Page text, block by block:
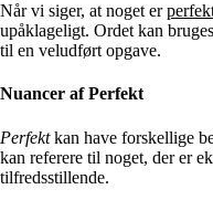
Når vi siger, at noget er
upåklageligt. Ordet kan
til en veludført opgave.
Nuancer af Perfekt
Perfektkan have forskellige
kan referere til noget, der er
tilfredsstillende.